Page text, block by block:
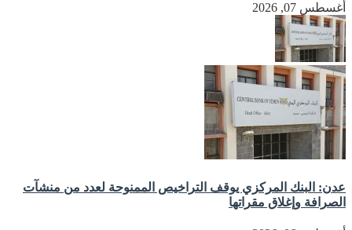
أغسطس 07, 2026
عدن: البنك المركزي يوقف التراخيص الممنوحة لعدد من منشآت
الصرافة وإغلاق مقراتها